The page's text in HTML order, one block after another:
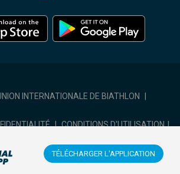
TÉLÉCHARGER L'APPLICATION
INTERNATIONALE DE BIATHLON
| CONDITIONS D'UTILISATION |
COOKIES SETTINGS